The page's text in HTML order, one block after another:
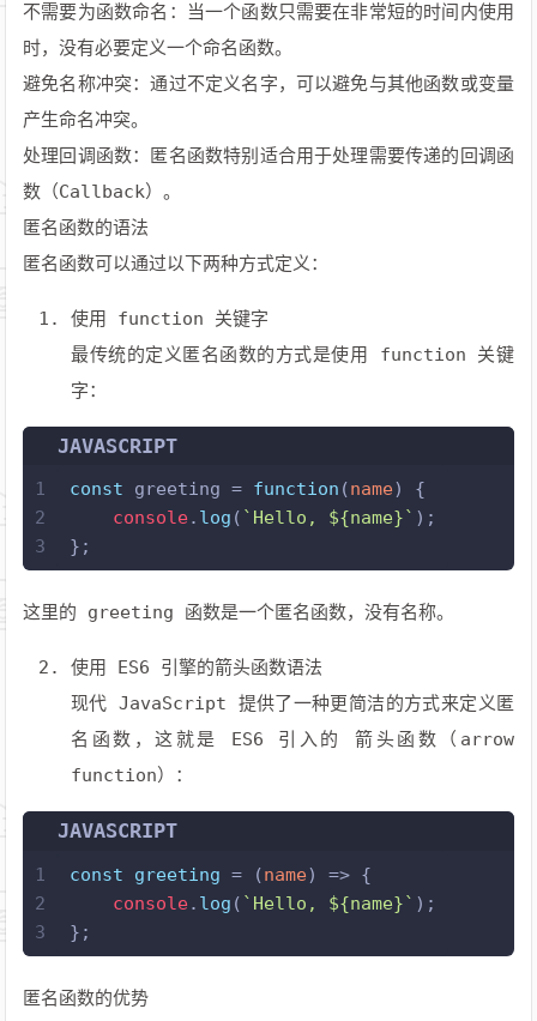
不需要为函数命名：当一个函数只需要在非常短的时间内使用
时，没有必要定义一个命名函数。
避免名称冲突：通过不定义名字，可以避免与其他函数或变量
产生命名冲突。
处理回调函数：匿名函数特别适合用于处理需要传递的回调函
数（Callback）。
匿名函数的语法
匿名函数可以通过以下两种方式定义：
使用 function 关键字
最传统的定义匿名函数的方式是使用 function 关键
字：
JAVASCRIPT
1
2
3
const greeting = function (name) {
console. log ( `Hello, ${name}` );
};
这里的 greeting 函数是一个匿名函数，没有名称。
使用 ES6 引擎的箭头函数语法
现代 JavaScript 提供了一种更简洁的方式来定义匿
名函数，这就是 ES6 引入的 箭头函数（arrow
function）：
JAVASCRIPT
1
2
3
const greeting = (name) => {
console. log ( `Hello, ${name}` );
};
匿名函数的优势